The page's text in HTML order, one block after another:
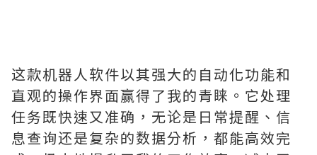
这款机器人软件以其强大的自动化功能和
直观的操作界面赢得了我的青睐。它处理
任务既快速又准确，无论是日常提醒、信
息查询还是复杂的数据分析，都能高效完